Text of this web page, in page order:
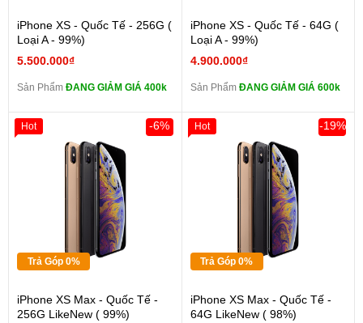
iPhone XS - Quốc Tế - 256G (
Loại A - 99%)
5.500.000₫
Sản Phẩm ĐANG GIẢM GIÁ 400k
iPhone XS - Quốc Tế - 64G (
Loại A - 99%)
4.900.000₫
Sản Phẩm ĐANG GIẢM GIÁ 600k
Trả Góp 0%
iPhone XS Max - Quốc Tế -
256G LikeNew ( 99%)
-6%
Hot
Trả Góp 0%
iPhone XS Max - Quốc Tế -
64G LikeNew ( 98%)
-19%
Hot